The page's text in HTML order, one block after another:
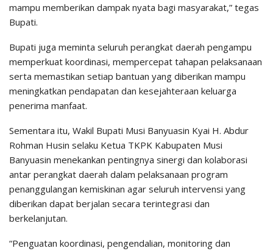
mampu memberikan dampak nyata bagi masyarakat,” tegas
Bupati.
Bupati juga meminta seluruh perangkat daerah pengampu
memperkuat koordinasi, mempercepat tahapan pelaksanaan
serta memastikan setiap bantuan yang diberikan mampu
meningkatkan pendapatan dan kesejahteraan keluarga
penerima manfaat.
Sementara itu, Wakil Bupati Musi Banyuasin Kyai H. Abdur
Rohman Husin selaku Ketua TKPK Kabupaten Musi
Banyuasin menekankan pentingnya sinergi dan kolaborasi
antar perangkat daerah dalam pelaksanaan program
penanggulangan kemiskinan agar seluruh intervensi yang
diberikan dapat berjalan secara terintegrasi dan
berkelanjutan.
“Penguatan koordinasi, pengendalian, monitoring dan